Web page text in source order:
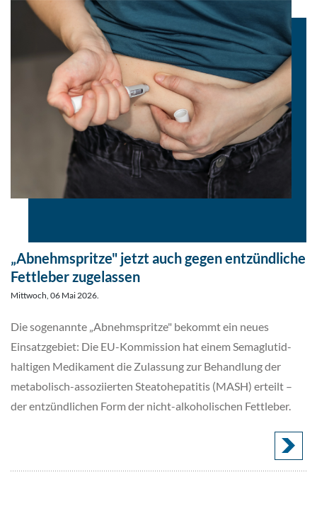
„Abnehmspritze" jetzt auch gegen entzündliche
Fettleber zugelassen
Mittwoch, 06 Mai 2026.
Die sogenannte „Abnehmspritze" bekommt ein neues
Einsatzgebiet: Die EU-Kommission hat einem Semaglutid-
haltigen Medikament die Zulassung zur Behandlung der
metabolisch-assoziierten Steatohepatitis (MASH) erteilt –
der entzündlichen Form der nicht-alkoholischen Fettleber.